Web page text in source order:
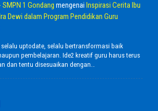
1 Gondang mengenai Inspirasi Cerita Ibu
Dewi dalam Program Pendidikan Guru
selalu uptodate, selalu bertransformasi baik
pembelajaran. Ide2 kreatif guru harus terus
dan tentu disesuaikan dengan…